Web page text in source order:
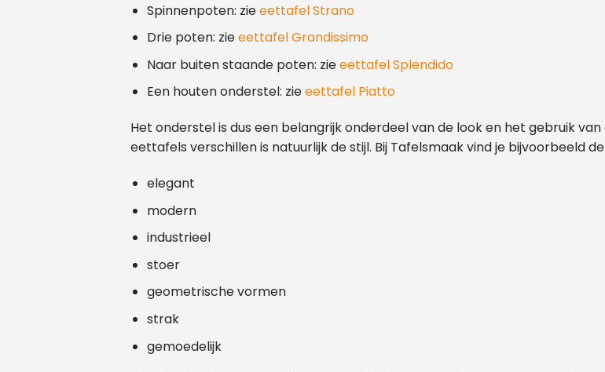
Bezoek onze
Ben je enthousiast geworden door onze
over het op maat laten maken van een
Spinnenpoten: zieeettafel Strano
Drie poten: zieeettafel Grandissimo
Naar buiten staande poten: zieeettafel Splendido
Een houten onderstel: zieeettafel Piatto
Het onderstel is dus een belangrijk onderdeel van de look en het gebruik
eettafels verschillen is natuurlijk de stijl. Bij Tafelsmaak vind je bijvoorbeeld
elegant
modern
industrieel
stoer
geometrische vormen
strak
gemoedelijk